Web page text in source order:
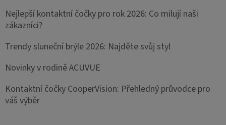
Nejlepší kontaktní čočky pro rok 2026: Co milují naši
zákazníci?
Trendy sluneční brýle 2026: Najděte svůj styl
Novinky v rodině ACUVUE
Kontaktní čočky CooperVision: Přehledný průvodce pro
váš výběr